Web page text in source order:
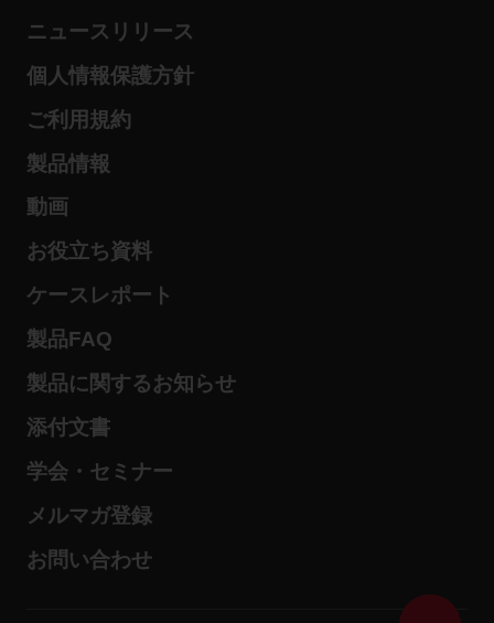
ニュースリリース
個人情報保護方針
ご利用規約
製品情報
動画
お役立ち資料
ケースレポート
製品FAQ
製品に関するお知らせ
添付文書
学会・セミナー
メルマガ登録
お問い合わせ